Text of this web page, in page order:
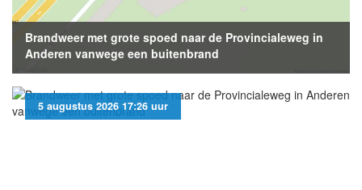
Brandweer met grote spoed naar de Provincialeweg in
Anderen vanwege een buitenbrand
5 augustus 2026 17:26 uur